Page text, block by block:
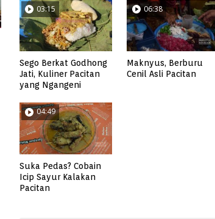
03:15
Sego Berkat Godhong
Jati, Kuliner Pacitan
yang Ngangeni
06:38
Maknyus, Berburu
Cenil Asli Pacitan
04:49
Suka Pedas? Cobain
Icip Sayur Kalakan
Pacitan